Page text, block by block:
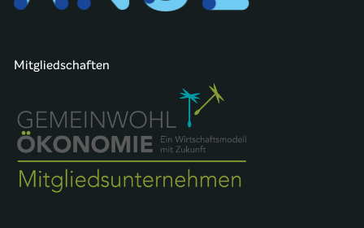
Mitgliedschaften